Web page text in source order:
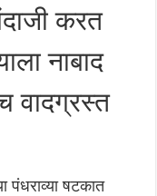
करत
नाबाद
वादग्रस्त
पंधराव्या षटकात